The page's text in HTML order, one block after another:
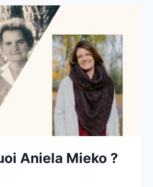
Aniela Mieko ?